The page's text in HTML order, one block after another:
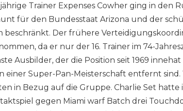
Trainer Expenses Cowher ging in den
für den Bundesstaat Arizona und der
beschränkt. Der frühere
da er nur der 16. Trainer im 74-
Ausbilder, der die Position seit 1969
einer Super-Pan-Meisterschaft entfernt
in Bezug auf die Gruppe. Charlie Set
gegen Miami warf Batch drei